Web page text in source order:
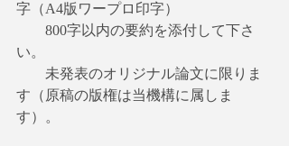
字（A4版ワープロ印字）
800字以内の要約を添付して下さ
い。
未発表のオリジナル論文に限りま
す（原稿の版権は当機構に属しま
す）。